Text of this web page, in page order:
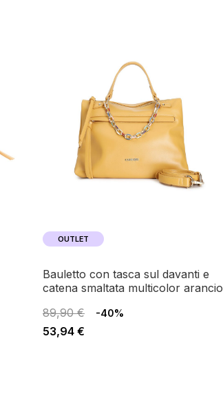
OUTLET
bauletto con tasca sul davanti e
catena smaltata multicolor arancio
89,90 €
-40%
53,94 €